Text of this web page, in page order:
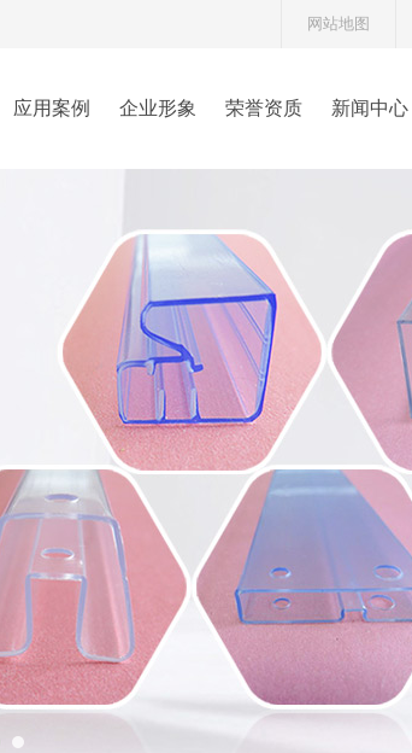
网站地图
应用案例 企业形象 荣誉资质 新闻中心